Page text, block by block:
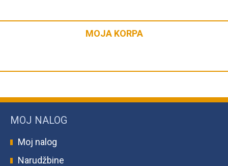
MOJA KORPA
MOJ NALOG
Moj nalog
Narudžbine